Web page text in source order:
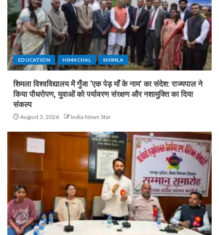
EDUCATION HIMACHAL SHIMLA
शिमला विश्वविद्यालय में गुँजा ‘एक पेड़ माँ के नाम’ का संदेश: राज्यपाल ने
किया पौधरोपण, युवाओं को पर्यावरण संरक्षण और नशामुक्ति का दिया
संकल्प
August 3, 2026 India News Star